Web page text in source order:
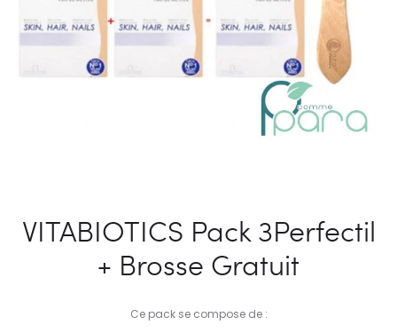
VITABIOTICS Pack 3Perfectil
+ Brosse Gratuit
Ce pack se compose de :